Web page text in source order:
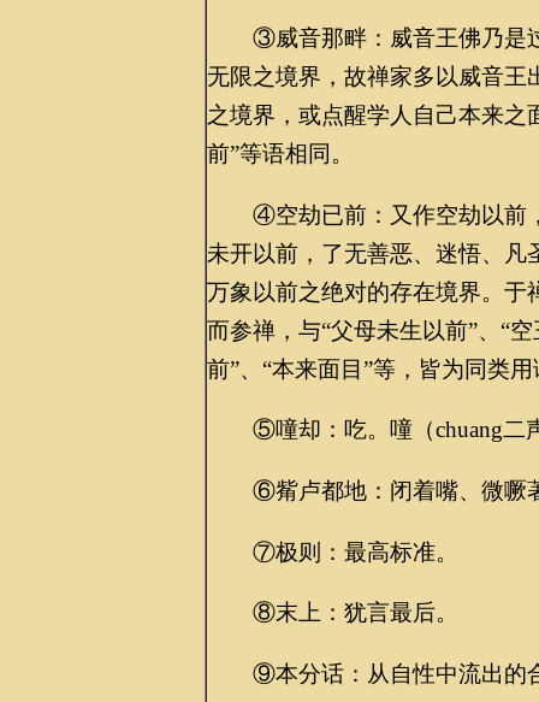
③威音那畔：威音王佛乃是过
无限之境界，故禅家多以威音
之境界，或点醒学人自己本来之
前”等语相同。
④空劫已前：又作空劫以前，
未开以前，了无善恶、迷悟、
万象以前之绝对的存在境界。于
而参禅，与“父母未生以前”、“
前”、“本来面目”等，皆为同类
⑤噇却：吃。噇（chuang二
⑥觜卢都地：闭着嘴、微噘著
⑦极则：最高标准。
⑧末上：犹言最后。
⑨本分话：从自性中流出的